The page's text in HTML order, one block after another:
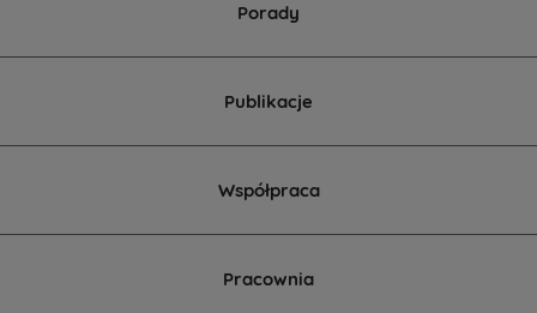
Porady
Publikacje
Współpraca
Pracownia